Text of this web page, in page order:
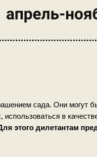
сада. Они могут
в
этого дилетантам